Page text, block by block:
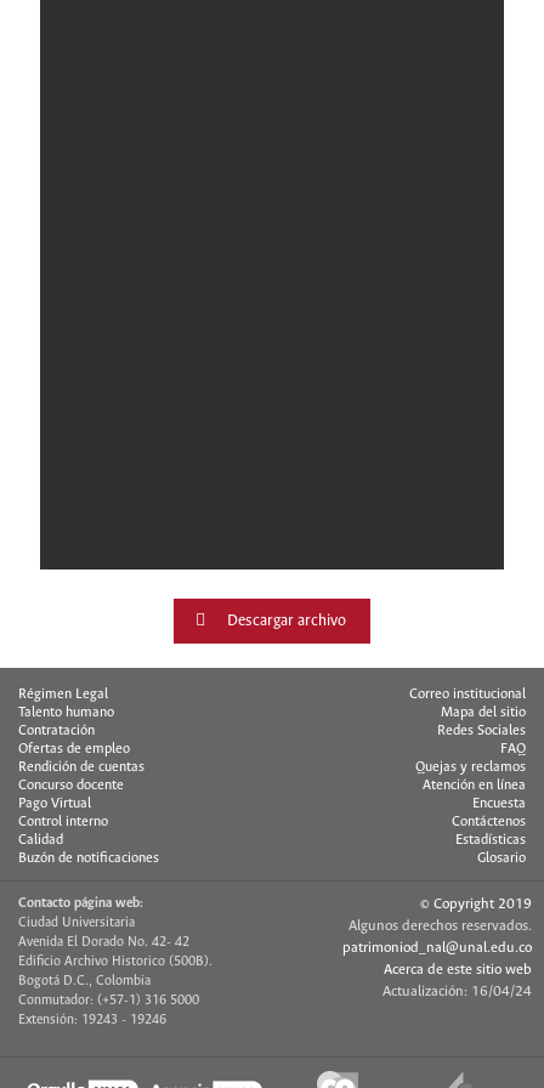
Descargar archivo
Régimen Legal
Talento humano
Contratación
Ofertas de empleo
Rendición de cuentas
Concurso docente
Pago Virtual
Control interno
Calidad
Buzón de notificaciones
Correo institucional
Mapa del sitio
Redes Sociales
FAQ
Quejas y reclamos
Atención en línea
Encuesta
Contáctenos
Estadísticas
Glosario
Contacto página web:
Ciudad Universitaria
Avenida El Dorado No. 42- 42
Edificio Archivo Historico (500B).
Bogotá D.C., Colombia
Conmutador: (+57-1) 316 5000
Extensión: 19243 - 19246
© Copyright 2019
Algunos derechos reservados.
patrimoniod_nal@unal.edu.co
Acerca de este sitio web
Actualización: 16/04/24